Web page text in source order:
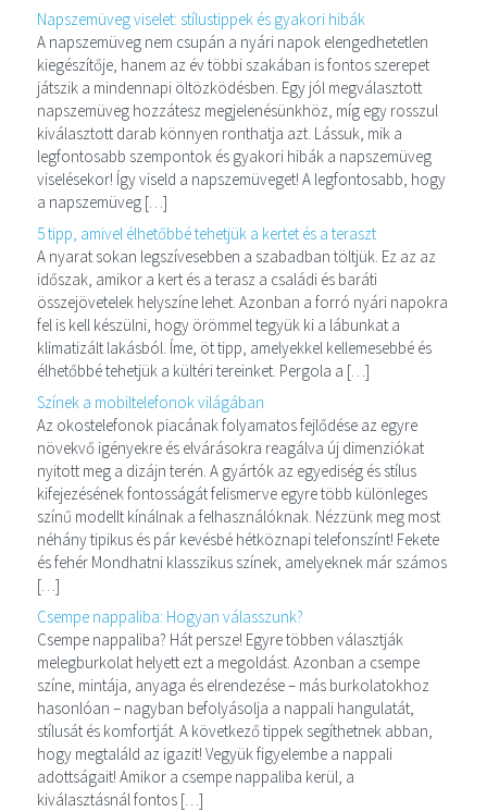
Napszemüveg viselet: stílustippek és gyakori hibák
A napszemüveg nem csupán a nyári napok elengedhetetlen
kiegészítője, hanem az év többi szakában is fontos szerepet
játszik a mindennapi öltözködésben. Egy jól megválasztott
napszemüveg hozzátesz megjelenésünkhöz, míg egy rosszul
kiválasztott darab könnyen ronthatja azt. Lássuk, mik a
legfontosabb szempontok és gyakori hibák a napszemüveg
viselésekor! Így viseld a napszemüveget! A legfontosabb, hogy
a napszemüveg […]
5 tipp, amivel élhetőbbé tehetjük a kertet és a teraszt
A nyarat sokan legszívesebben a szabadban töltjük. Ez az az
időszak, amikor a kert és a terasz a családi és baráti
összejövetelek helyszíne lehet. Azonban a forró nyári napokra
fel is kell készülni, hogy örömmel tegyük ki a lábunkat a
klimatizált lakásból. Íme, öt tipp, amelyekkel kellemesebbé és
élhetőbbé tehetjük a kültéri tereinket. Pergola a […]
Színek a mobiltelefonok világában
Az okostelefonok piacának folyamatos fejlődése az egyre
növekvő igényekre és elvárásokra reagálva új dimenziókat
nyitott meg a dizájn terén. A gyártók az egyediség és stílus
kifejezésének fontosságát felismerve egyre több különleges
színű modellt kínálnak a felhasználóknak. Nézzünk meg most
néhány tipikus és pár kevésbé hétköznapi telefonszínt! Fekete
és fehér Mondhatni klasszikus színek, amelyeknek már számos
[…]
Csempe nappaliba: Hogyan válasszunk?
Csempe nappaliba? Hát persze! Egyre többen választják
melegburkolat helyett ezt a megoldást. Azonban a csempe
színe, mintája, anyaga és elrendezése – más burkolatokhoz
hasonlóan – nagyban befolyásolja a nappali hangulatát,
stílusát és komfortját. A következő tippek segíthetnek abban,
hogy megtaláld az igazit! Vegyük figyelembe a nappali
adottságait! Amikor a csempe nappaliba kerül, a
kiválasztásnál fontos […]